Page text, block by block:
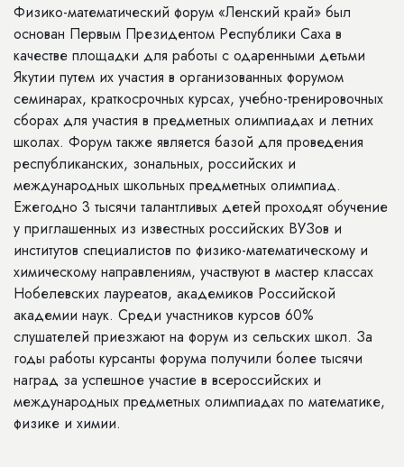
Физико-математический форум «Ленский край» был
основан Первым Президентом Республики Саха в
качестве площадки для работы с одаренными детьми
Якутии путем их участия в организованных форумом
семинарах, краткосрочных курсах, учебно-тренировочных
сборах для участия в предметных олимпиадах и летних
школах. Форум также является базой для проведения
республиканских, зональных, российских и
международных школьных предметных олимпиад.
Ежегодно 3 тысячи талантливых детей проходят обучение
у приглашенных из известных российских ВУЗов и
институтов специалистов по физико-математическому и
химическому направлениям, участвуют в мастер классах
Нобелевских лауреатов, академиков Российской
академии наук. Среди участников курсов 60%
слушателей приезжают на форум из сельских школ. За
годы работы курсанты форума получили более тысячи
наград за успешное участие в всероссийских и
международных предметных олимпиадах по математике,
физике и химии.